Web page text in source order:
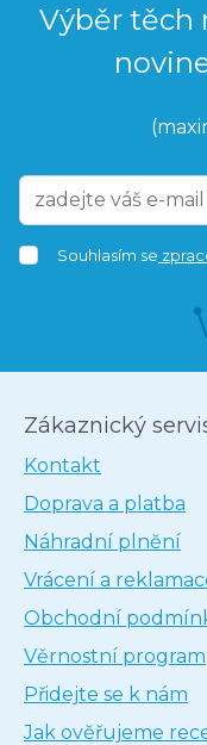
Výběr těch
Souhlasím se
Zákaznický
Kontakt
Doprava a platba
Náhradní plnění
Vrácení a
Obchodní
Věrnostní program
Přidejte se k nám
Jak ověřujeme